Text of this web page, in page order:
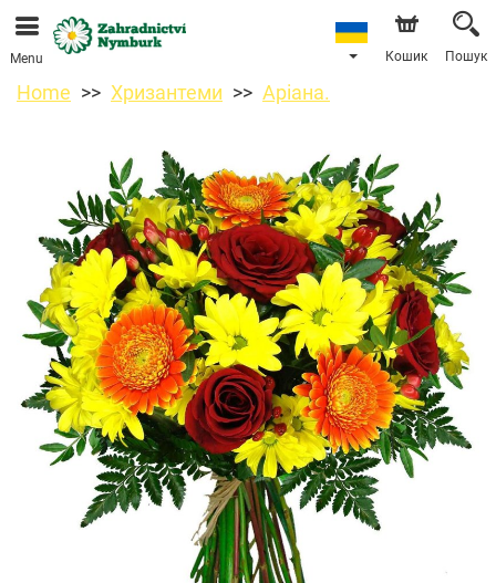
Ми приймаємо замовлення через наш інтернет-
магазин. Найближча можлива дата доставки —
11.08.2026 у зв’язку з відпусткою.
Menu Кошик Пошук
Home Хризантеми Аріана.